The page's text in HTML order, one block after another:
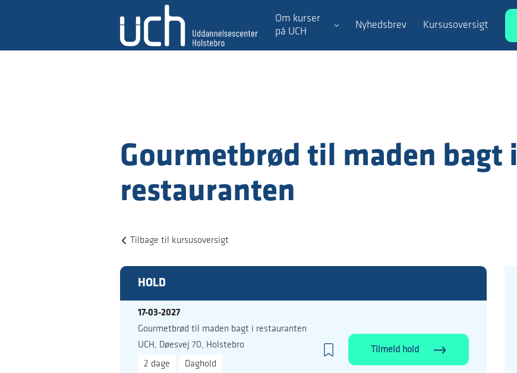
Om kurser
på UCH
Nyhedsbrev Kursusoversigt
Gourmetbrød til maden bagt i
restauranten
Tilbage til kursusoversigt
HOLD
17-03-2027
Gourmetbrød til maden bagt i restauranten
UCH, Døesvej 70, Holstebro
2 dage
Daghold
Tilmeld hold